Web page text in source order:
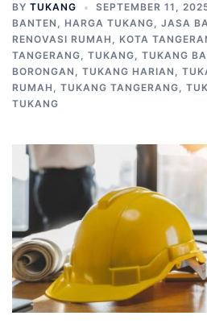
BY TUKANG
SEPTEMBER 11,
BANTEN , HARGA TUKANG, JASA
RENOVASI RUMAH , KOTA
TANGERANG, TUKANG, TUKANG
BORONGAN , TUKANG HARIAN ,
RUMAH , TUKANG TANGERANG,
TUKANG